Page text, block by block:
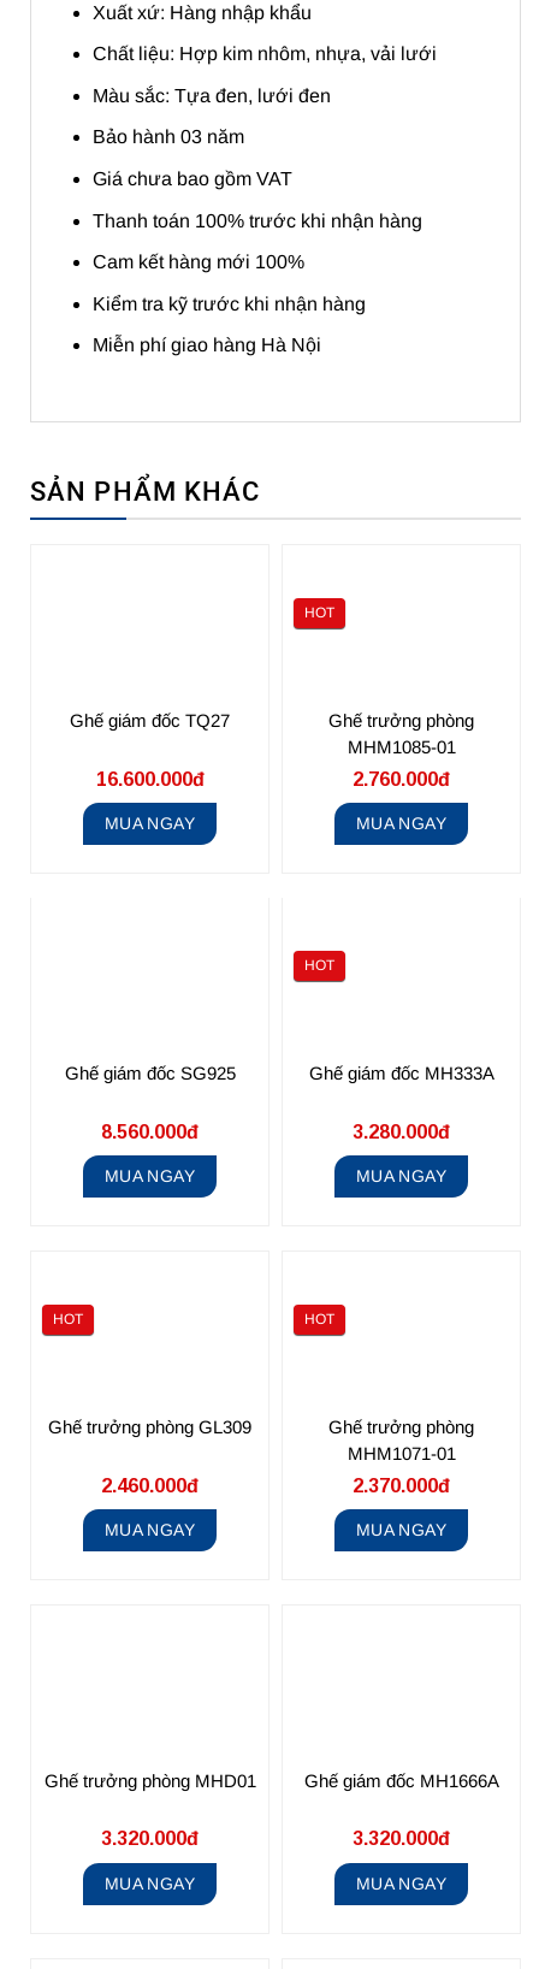
Xuất xứ: Hàng nhập khẩu
Chất liệu: Hợp kim nhôm, nhựa, vải lưới
Màu sắc: Tựa đen, lưới đen
Bảo hành 03 năm
Giá chưa bao gồm VAT
Thanh toán 100% trước khi nhận hàng
Cam kết hàng mới 100%
Kiểm tra kỹ trước khi nhận hàng
Miễn phí giao hàng Hà Nội
SẢN PHẨM KHÁC
Ghế giám đốc TQ27
16.600.000đ
MUA NGAY
HOT
Ghế trưởng phòng
MHM1085-01
2.760.000đ
MUA NGAY
Ghế giám đốc SG925
8.560.000đ
MUA NGAY
HOT
Ghế giám đốc MH333A
3.280.000đ
MUA NGAY
HOT
Ghế trưởng phòng GL309
2.460.000đ
MUA NGAY
HOT
Ghế trưởng phòng
MHM1071-01
2.370.000đ
MUA NGAY
Ghế trưởng phòng MHD01
3.320.000đ
MUA NGAY
Ghế giám đốc MH1666A
3.320.000đ
MUA NGAY